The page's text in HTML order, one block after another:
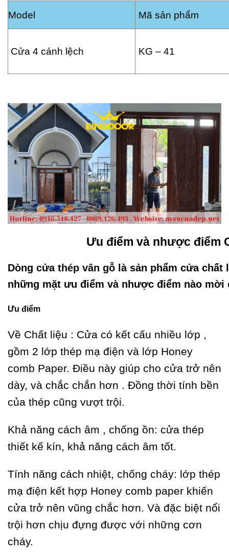
Model Mã sản phẩm
Cửa 4 cánh lệch KG – 41
Ưu điểm và nhược điểm
Dòng cửa thép vân gỗ là sản phẩm cửa chất
những mặt ưu điểm và nhược điểm nào
Ưu điểm
Về Chất liệu : Cửa có kết cấu nhiều lớp ,
gồm 2 lớp thép mạ điện và lớp Honey
comb Paper. Điều này giúp cho cửa trở nên
dày, và chắc chắn hơn . Đồng thời tính bền
của thép cũng vượt trội.
Khả năng cách âm , chống ồn: cửa thép
thiết kế kín, khả năng cách âm tốt.
Tính năng cách nhiệt, chống cháy: lớp thép
mạ điện kết hợp Honey comb paper khiến
cửa trở nên vũng chắc hơn. Và đặc biệt nổi
trội hơn chịu đựng được với những cơn
cháy.